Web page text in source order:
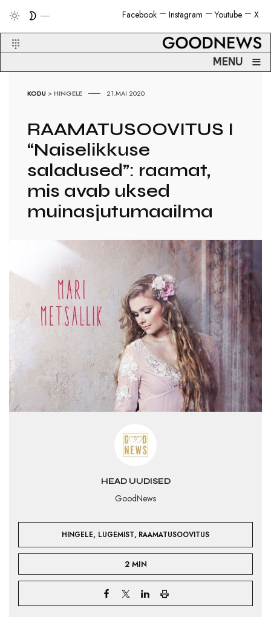
X
Youtube
Instagram
Facebook
MENU ≡
KODU >HINGELE 21.MAI 2020
RAAMATUSOOVITUS I
“Naiselikkuse
saladused”: raamat,
mis avab uksed
muinasjutumaailma
HEAD UUDISED
GoodNews
HINGELE, LUGEMIST, RAAMATUSOOVITUS
2 MIN